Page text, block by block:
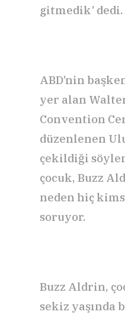
gitmedik’ dedi.
ABD’nin
yer alan
Convention
düzenlenen
çekildiği
çocuk, Buzz
neden hiç
soruyor.
Buzz Aldrin,
sekiz yaşında